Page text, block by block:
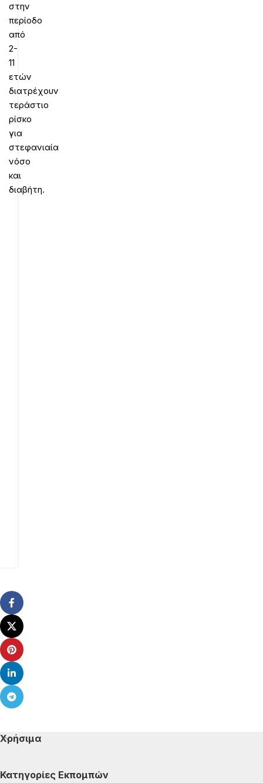
στην
περίοδο
από
2-
11
ετών
διατρέχουν
τεράστιο
ρίσκο
για
στεφανιαία
νόσο
και
διαβήτη.
Χρήσιμα
Κατηγορίες Εκπομπών